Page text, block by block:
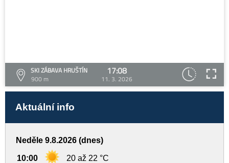
SKI ZÁBAVA HRUŠTÍN
900 m
17:08
11. 3. 2026
Aktuální info
Neděle 9.8.2026 (dnes)
10:00 20 až 22 °C